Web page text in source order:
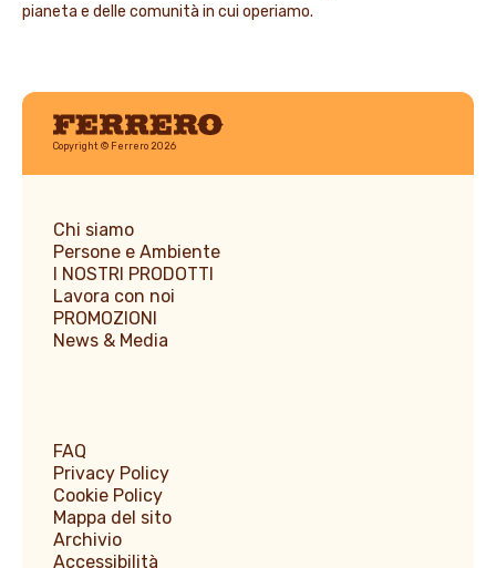
pianeta e delle comunità in cui operiamo.
Ferrero
Copyright © Ferrero 2026
Chi siamo
Persone e Ambiente
I NOSTRI PRODOTTI
Lavora con noi
PROMOZIONI
News & Media
FAQ
Privacy Policy
Cookie Policy
Mappa del sito
Archivio
Accessibilità